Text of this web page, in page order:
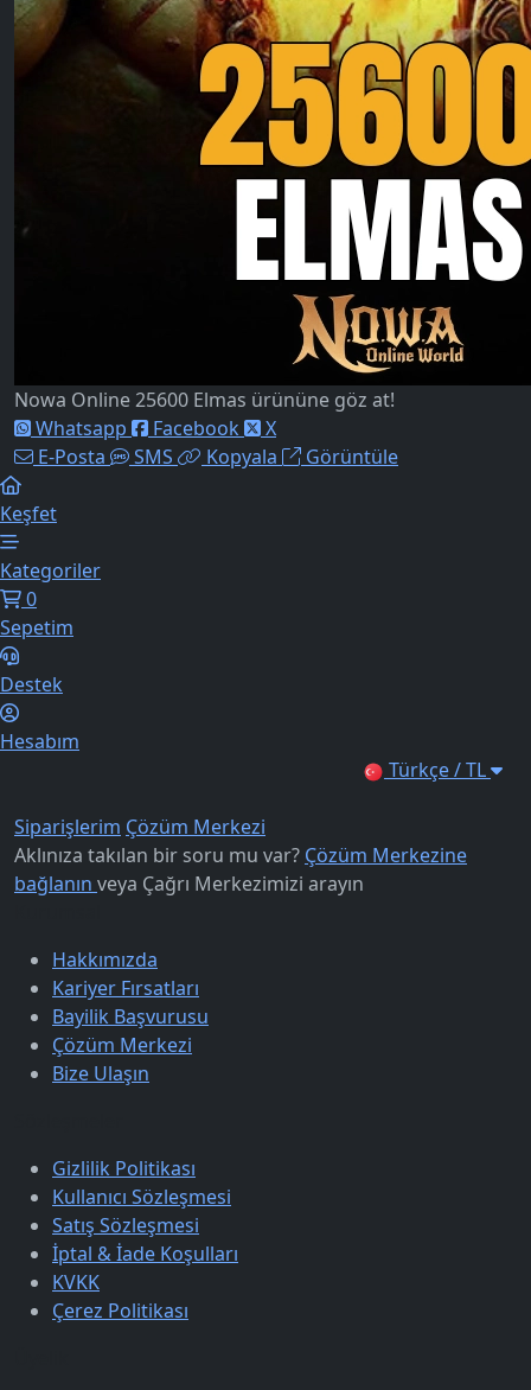
Nowa Online 25600 Elmas ürününe göz at!
Whatsapp
Facebook
X
E-Posta
SMS Kopyala Görüntüle
Keşfet
Kategoriler
0
Sepetim
Destek
Hesabım
Türkçe / TL
Siparişlerim Çözüm Merkezi
Aklınıza takılan bir soru mu var? Çözüm Merkezine
bağlanın veya Çağrı Merkezimizi arayın
Hakkımızda
Kariyer Fırsatları
Bayilik Başvurusu
Çözüm Merkezi
Bize Ulaşın
Gizlilik Politikası
Kullanıcı Sözleşmesi
Satış Sözleşmesi
İptal & İade Koşulları
KVKK
Çerez Politikası